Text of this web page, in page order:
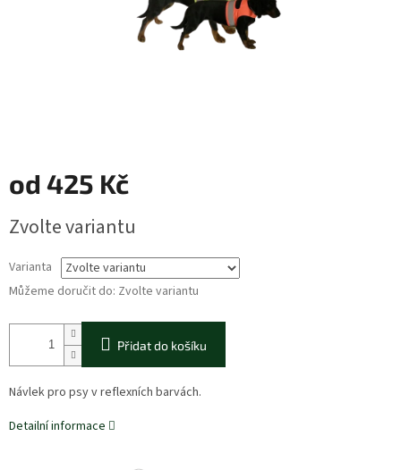
od 425 Kč
cena:
Zvolte variantu
Varianta
Můžeme doručit do: Zvolte variantu
Přidat do košíku
Návlek pro psy v reflexních barvách.
Detailní informace